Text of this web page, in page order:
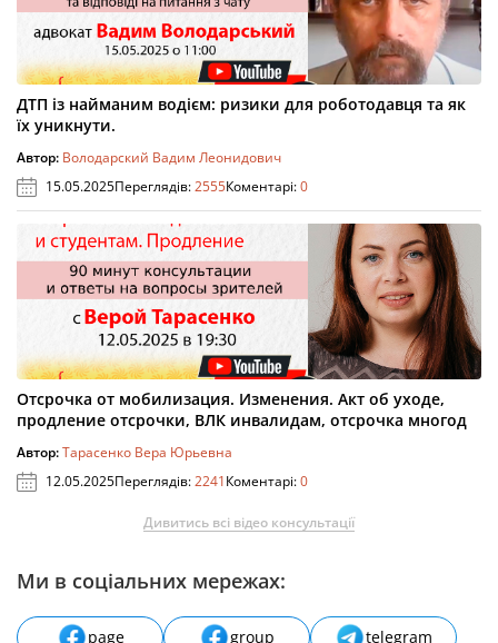
ДТП із найманим водієм: ризики для роботодавця та як
їх уникнути.
Автор: Володарский Вадим Леонидович
15.05.2025Переглядів:2555Коментарі:0
Отсрочка от мобилизация. Изменения. Акт об уходе,
продление отсрочки, ВЛК инвалидам, отсрочка многод
Автор:Тарасенко Вера Юрьевна
12.05.2025Переглядів:2241Коментарі:0
Дивитись всі відео консультації
Ми в соціальних мережах:
page group
telegram